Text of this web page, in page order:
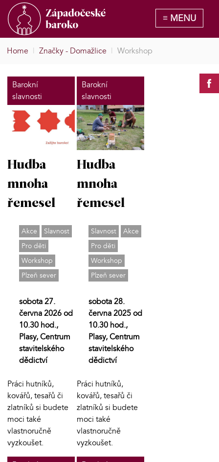
Home | Značky - Domažlice | Workshop
Barokní
slavnosti
Hudba
mnoha
řemesel
Akce
Slavnost
Pro děti
Workshop
Plzeň sever
sobota 27.
června 2026 od
10.30 hod.,
Plasy, Centrum
stavitelského
dědictví
Práci hutníků,
kovářů, tesařů či
zlatníků si budete
moci také
vlastnoručně
vyzkoušet.
Barokní
slavnosti
Hudba
mnoha
řemesel
Slavnost
Akce
Pro děti
Workshop
Plzeň sever
sobota 28.
června 2025 od
10.30 hod.,
Plasy, Centrum
stavitelského
dědictví
Práci hutníků,
kovářů, tesařů či
zlatníků si budete
moci také
vlastnoručně
vyzkoušet.